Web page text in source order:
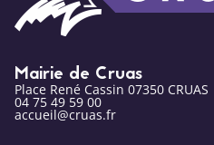
Mairie de Cruas
Place René Cassin 07350 CRUAS
04 75 49 59 00
accueil@cruas.fr